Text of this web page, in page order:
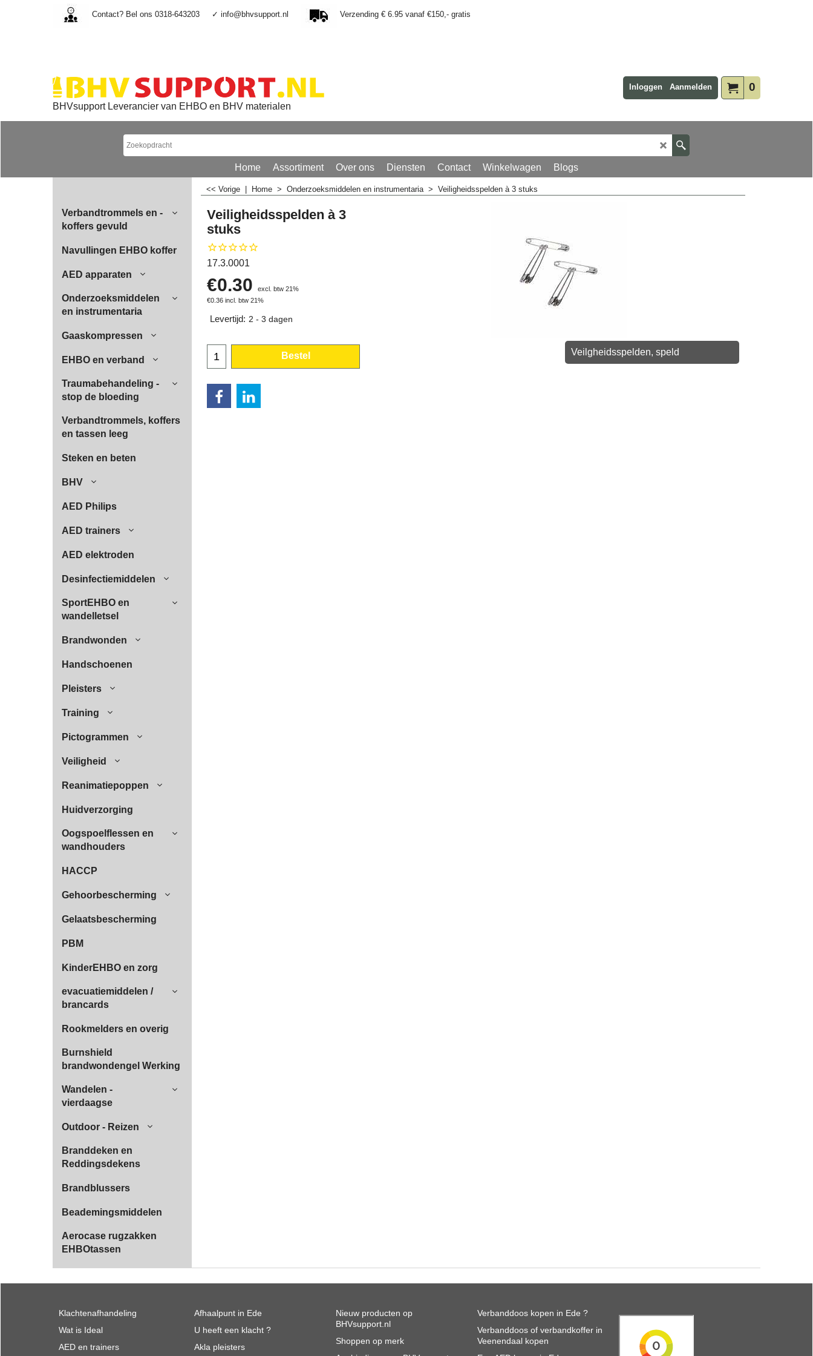
Contact? Bel ons 0318-643203 ✓ info@bhvsupport.nl Verzending € 6.95 vanaf €150,- gratis
0
Inloggen Aanmelden
BHVsupport Leverancier van EHBO en BHV materialen
Home Assortiment Over ons Diensten Contact Winkelwagen Blogs
Verbandtrommels en -
koffers gevuld
Navullingen EHBO koffer
AED apparaten
Onderzoeksmiddelen
en instrumentaria
Gaaskompressen
EHBO en verband
Traumabehandeling -
stop de bloeding
Verbandtrommels, koffers
en tassen leeg
Steken en beten
BHV
AED Philips
AED trainers
AED elektroden
Desinfectiemiddelen
SportEHBO en
wandelletsel
Brandwonden
Handschoenen
Pleisters
Training
Pictogrammen
Veiligheid
Reanimatiepoppen
Huidverzorging
Oogspoelflessen en
wandhouders
HACCP
Gehoorbescherming
Gelaatsbescherming
PBM
KinderEHBO en zorg
evacuatiemiddelen /
brancards
Rookmelders en overig
Burnshield
brandwondengel Werking
Wandelen -
vierdaagse
Outdoor - Reizen
Branddeken en
Reddingsdekens
Brandblussers
Beademingsmiddelen
Aerocase rugzakken
EHBOtassen
<< Vorige Home > Onderzoeksmiddelen en instrumentaria> Veiligheidsspelden à 3 stuks
Veiligheidsspelden à 3
stuks
17.3.0001
€0.30
excl. btw 21%
€0.36 incl. btw 21%
Levertijd: 2 - 3 dagen
Bestel Veilgheidsspelden, speld
Klachtenafhandeling
Wat is Ideal
AED en trainers
Afhaalpunt in Ede
U heeft een klacht ?
Akla pleisters
Nieuw producten op
BHVsupport.nl
Shoppen op merk
Verbanddoos kopen in Ede ?
Verbanddoos of verbandkoffer in
Veenendaal kopen